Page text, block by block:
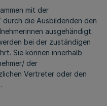
mit der
die Ausbildenden den
ausgehändigt.
bei der zuständigen
Sie können innerhalb
der
Vertreter oder den